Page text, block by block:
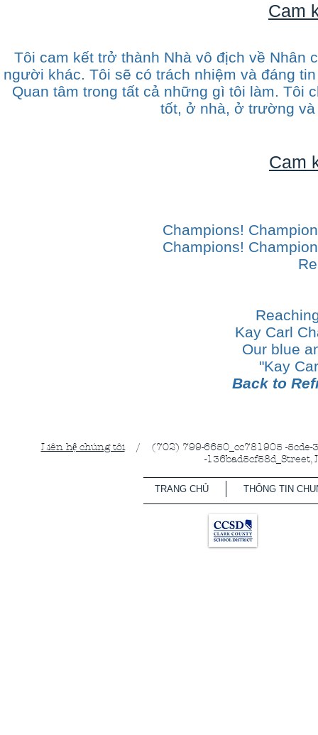
Cam
Tôi cam kết trở thành Nhà vô địch về Nhân
người khác. Tôi sẽ có trách nhiệm và đáng
Quan tâm trong tất cả những gì tôi làm. Tôi
tốt, ở nhà, ở trường
Cam
Champions!
Champions!
Kay Carl
Our blue
"Kay
Back to
Liên hệ chúng tôi/ (702) 799-6650_cc781905 -5cde-
-
TRANG CHỦ THÔNG TIN